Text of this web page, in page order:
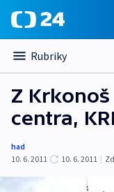
Rubriky
Z
centra,
had
10. 6. 2011
10. 6. 2011 |